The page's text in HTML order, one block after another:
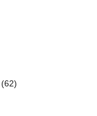
(62)